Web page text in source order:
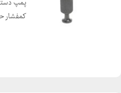
کمفشار
است.